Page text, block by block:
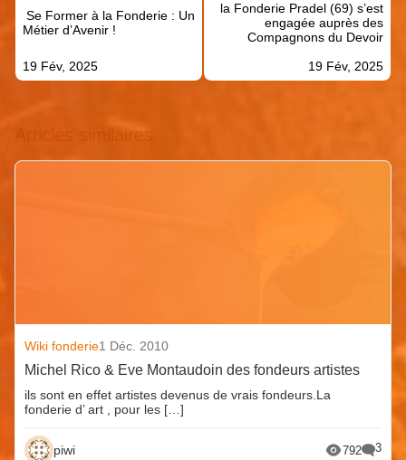
l’article
Se Former à la Fonderie : Un
Métier d’Avenir !
19 Fév, 2025
la Fonderie Pradel (69) s’est
engagée auprès des
Compagnons du Devoir
19 Fév, 2025
Articles similaires
Wiki fonderie1 Déc. 2010
Michel Rico & Eve Montaudoin des fondeurs artistes
ils sont en effet artistes devenus de vrais fondeurs.La
fonderie d’ art , pour les […]
piwi 792 3